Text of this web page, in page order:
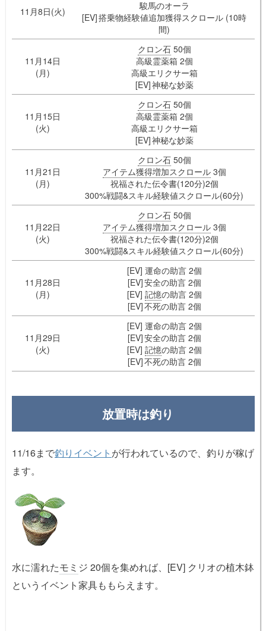
11月8日(火)
駿馬のオーラ
[EV] 搭乗物経験値追加獲得スクロール (10時
間)
11月14日
(月)
クロン石50個
高級霊薬箱 2個
高級エリクサー箱
[EV] 神秘な妙薬
11月15日
(火)
クロン石50個
高級霊薬箱 2個
高級エリクサー箱
[EV] 神秘な妙薬
11月21日
(月)
クロン石50個
アイテム獲得増加スクロール3個
祝福された伝令書(120分)2個
300%戦闘&スキル経験値スクロール(60分)
11月22日
(火)
クロン石50個
アイテム獲得増加スクロール3個
祝福された伝令書(120分)2個
300%戦闘&スキル経験値スクロール(60分)
11月28日
(月)
[EV] 運命の助言 2個
[EV] 安全の助言 2個
[EV] 記憶の助言 2個
[EV] 不死の助言 2個
11月29日
(火)
[EV] 運命の助言 2個
[EV] 安全の助言 2個
[EV] 記憶の助言 2個
[EV] 不死の助言 2個
放置時は釣り
11/16まで釣りイベント が行われているので、釣りが稼げ
ます。
水に濡れたモミ ジ 20個を集めれば、[EV] クリオの植木鉢
というイベント家具ももらえます。